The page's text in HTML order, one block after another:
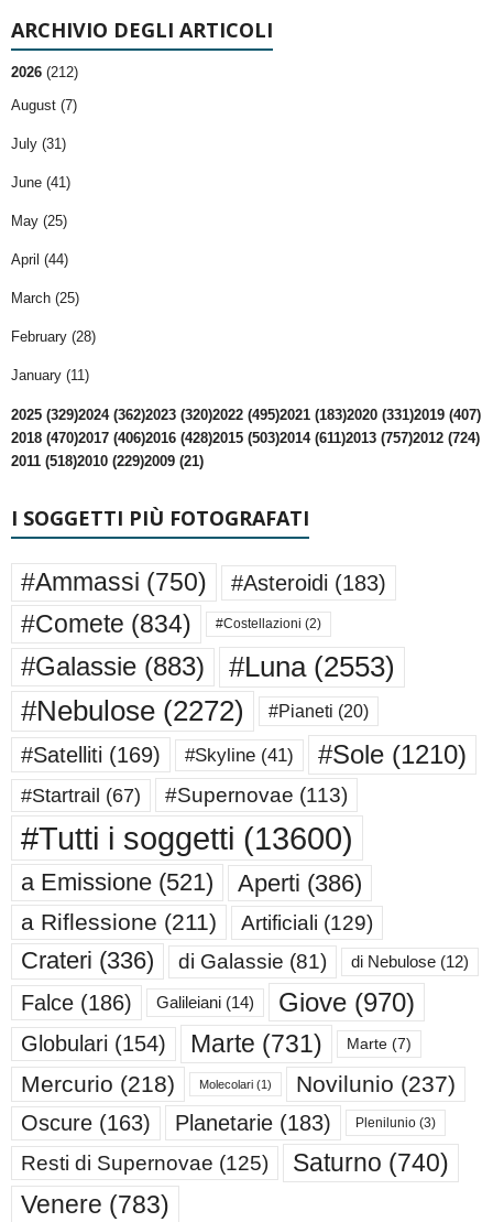
ARCHIVIO DEGLI ARTICOLI
2026 (212)
August (7)
July (31)
June (41)
May (25)
April (44)
March (25)
February (28)
January (11)
2025 (329)2024 (362)2023 (320)2022 (495)2021 (183)2020 (331)2019 (407)
2018 (470)2017 (406)2016 (428)2015 (503)2014 (611)2013 (757)2012 (724)
2011 (518)2010 (229)2009 (21)
I SOGGETTI PIÙ FOTOGRAFATI
#Ammassi (750) #Asteroidi (183)
#Comete (834) #Costellazioni (2)
#Galassie (883) #Luna(2553)
#Nebulose (2272) #Pianeti (20)
#Satelliti (169) #Skyline (41) #Sole (1210)
#Startrail (67) #Supernovae (113)
#Tutti i soggetti (13600)
a Emissione (521) Aperti (386)
a Riflessione (211) Artificiali (129)
Crateri (336) di Galassie (81) di Nebulose (12)
Falce (186) Galileiani (14) Giove (970)
Globulari (154) Marte (731) Marte (7)
Mercurio (218) Molecolari (1) Novilunio (237)
Oscure (163) Planetarie (183) Plenilunio (3)
Resti di Supernovae (125) Saturno (740)
Venere (783)